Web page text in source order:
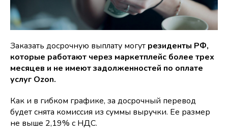
Заказать досрочную выплату могут резиденты РФ,
которые работают через маркетплейс более трех
месяцев и не имеют задолженностей по оплате
услуг Ozon.
Как и в гибком графике, за досрочный перевод
будет снята комиссия из суммы выручки. Ее размер
не выше 2,19% с НДС.